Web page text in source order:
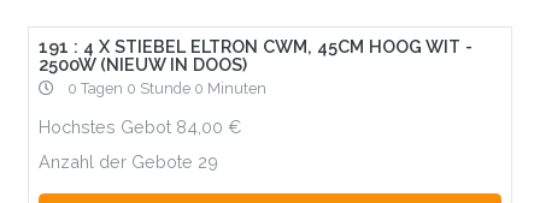
191 : 4 X STIEBEL ELTRON CWM, 45CM HOOG WIT -
2500W (NIEUW IN DOOS)
0 Tagen 0 Stunde 0 Minuten
Hochstes Gebot 84,00
Anzahl der Gebote 29